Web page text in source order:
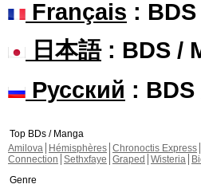
Français :
日本語: BDS /
Русский : BDS
Top BDs / Manga
Amilova
Hémisphères Chronoctis Express
Connection Sethxfaye Graped Wisteria
Genre